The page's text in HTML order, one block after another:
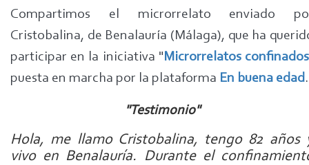
Compartimos el microrrelato enviado
Cristobalina, de Benalauría (Málaga), que ha
participar en la iniciativa "Microrrelatos confinados
puesta en marcha por la plataforma En buena edad.
"Testimonio"
Hola, me llamo Cristobalina, tengo 82 años
vivo en Benalauría. Durante el